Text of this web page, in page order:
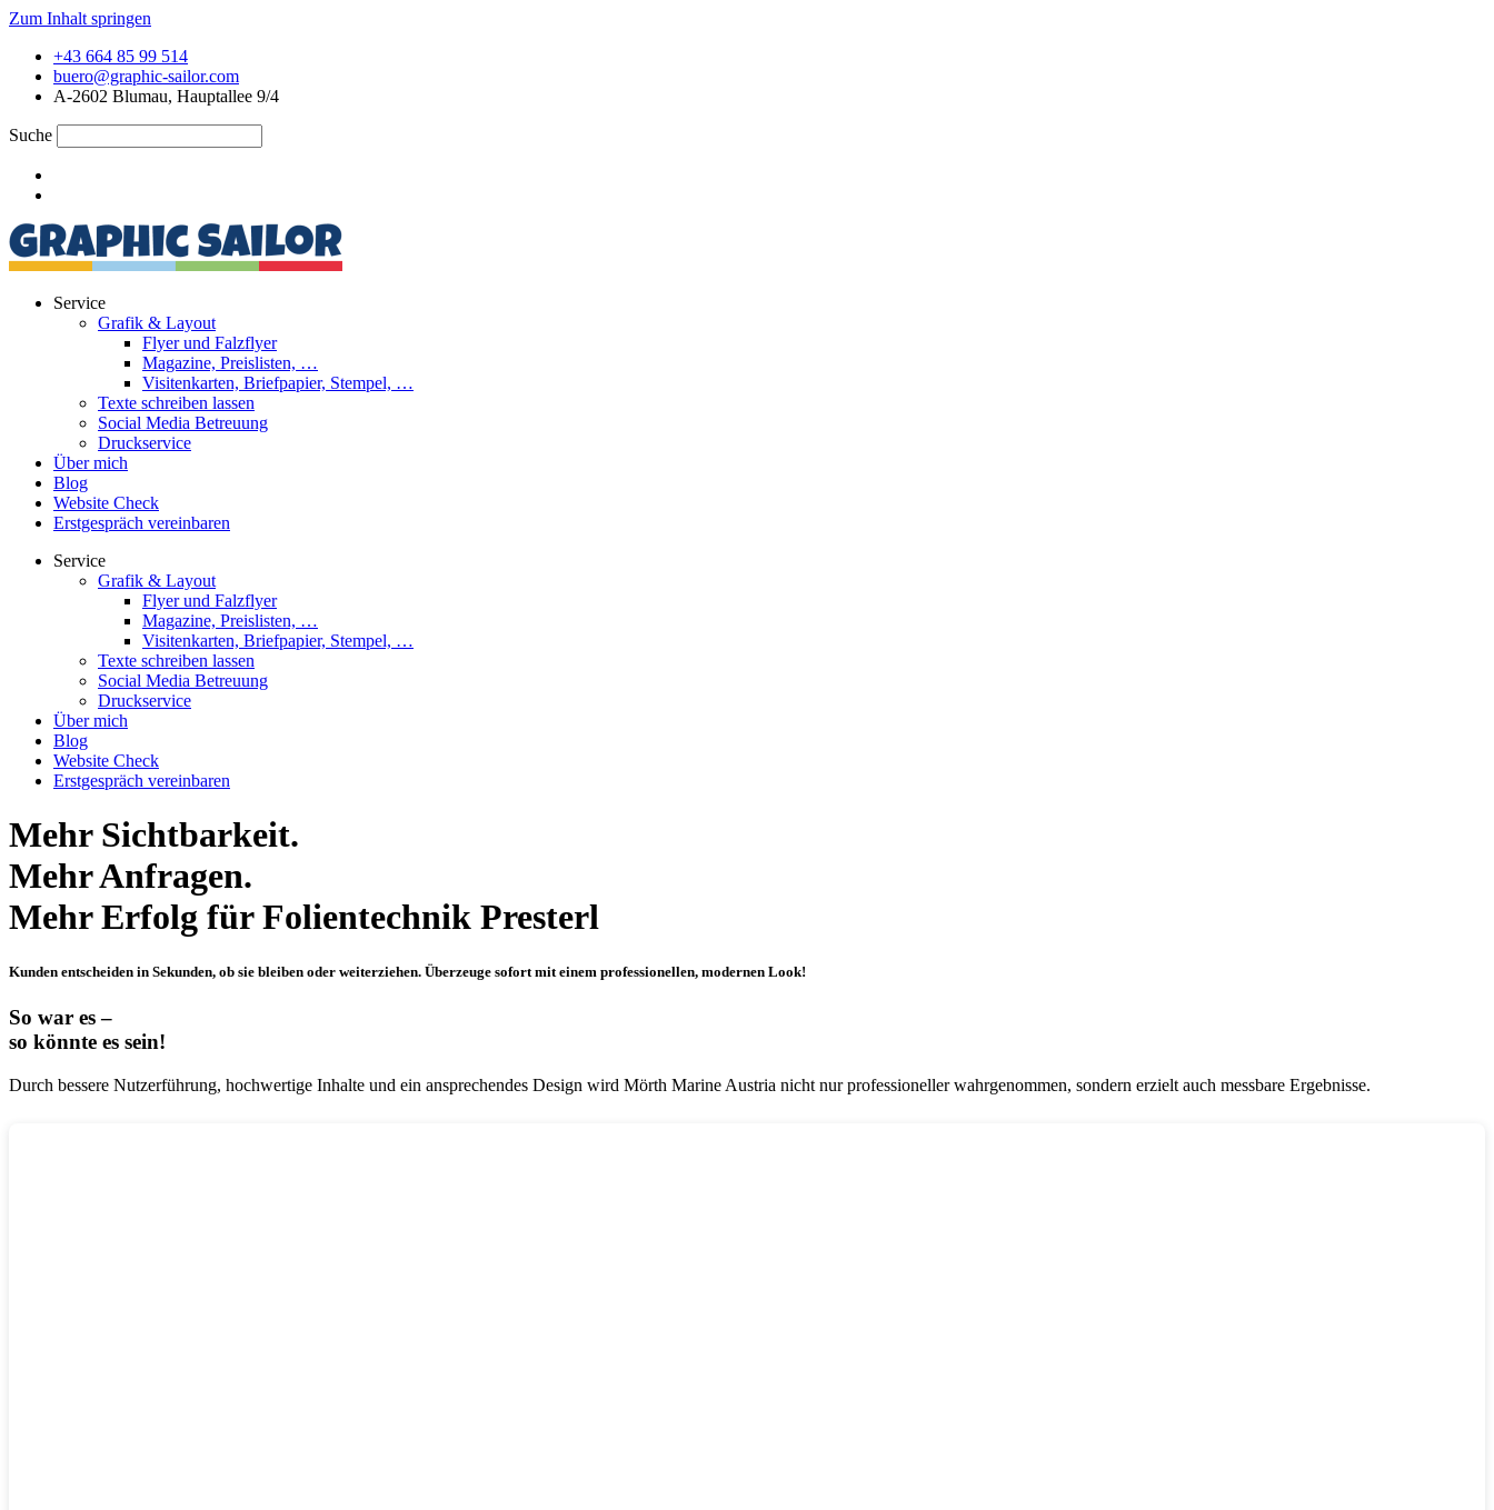
Zum Inhalt springen
+43 664 85 99 514
buero@graphic-sailor.com
A-2602 Blumau, Hauptallee 9/4
Suche
Service
Grafik & Layout
Flyer und Falzflyer
Magazine, Preislisten, …
Visitenkarten, Briefpapier, Stempel, …
Texte schreiben lassen
Social Media Betreuung
Druckservice
Über mich
Blog
Website Check
Erstgespräch vereinbaren
Service
Grafik & Layout
Flyer und Falzflyer
Magazine, Preislisten, …
Visitenkarten, Briefpapier, Stempel, …
Texte schreiben lassen
Social Media Betreuung
Druckservice
Über mich
Blog
Website Check
Erstgespräch vereinbaren
Mehr Sichtbarkeit.
Mehr Anfragen.
Mehr Erfolg für Folientechnik Presterl
Kunden entscheiden in Sekunden, ob sie bleiben oder weiterziehen. Überzeuge sofort mit einem professionellen, modernen Look!
So war es –
so könnte es sein!
Durch bessere Nutzerführung, hochwertige Inhalte und ein ansprechendes Design wird Mörth Marine Austria nicht nur professioneller wahrgenommen, sondern erzielt auch messbare Ergebnisse.